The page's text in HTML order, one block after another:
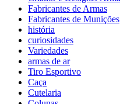
Fabricantes de Armas
Fabricantes de Munições
história
curiosidades
Variedades
armas de ar
Tiro Esportivo
Caça
Cutelaria